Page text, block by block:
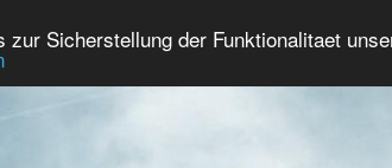
zur Sicherstellung der Funktionalitaet
Gedenken Tierforum